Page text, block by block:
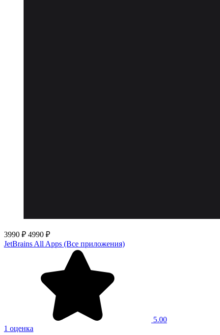
3990 ₽ 4990 ₽
JetBrains All Apps (Все приложения)
5.00
1 оценка